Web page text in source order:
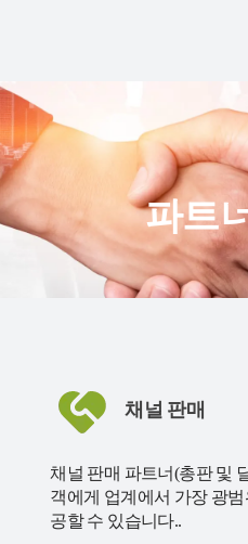
파트
채널 판매
채널 판매 파트너(총판 및
객에게 업계에서 가장 광
공할 수 있습니다..